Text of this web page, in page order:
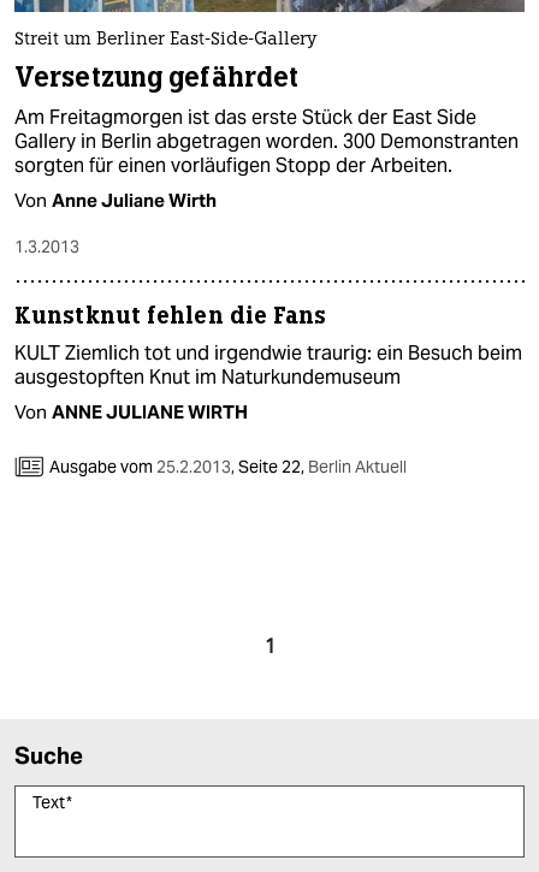
Streit um Berliner East-Side-Gallery
Versetzung gefährdet
Am Freitagmorgen ist das erste Stück der East Side
Gallery in Berlin abgetragen worden. 300 Demonstranten
sorgten für einen vorläufigen Stopp der Arbeiten.
Von Anne Juliane Wirth
1.3.2013
Kunstknut fehlen die Fans
KULT Ziemlich tot und irgendwie traurig: ein Besuch beim
ausgestopften Knut im Naturkundemuseum
Von ANNE JULIANE WIRTH
Ausgabe vom 25.2.2013,Seite 22, Berlin Aktuell
1
Suche
Text*